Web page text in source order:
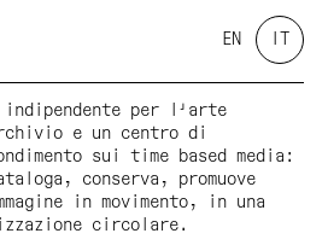
EN
indipendente per l'arte
e un centro di
sui time based media:
conserva, promuove
in movimento, in una
circolare.